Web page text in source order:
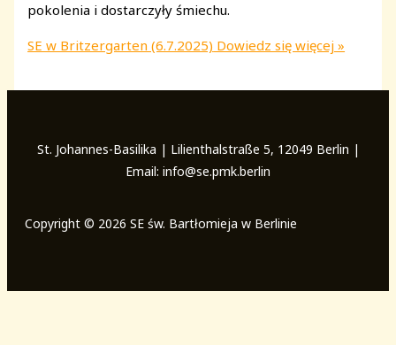
pokolenia i dostarczyły śmiechu.
SE w Britzergarten (6.7.2025) Dowiedz się więcej »
St. Johannes-Basilika | Lilienthalstraße 5, 12049 Berlin |
Email: info@se.pmk.berlin
Copyright © 2026 SE św. Bartłomieja w Berlinie